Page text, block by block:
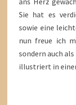
Sie hat es
sowie eine
nun freue ich
sondern auch
illustriert in